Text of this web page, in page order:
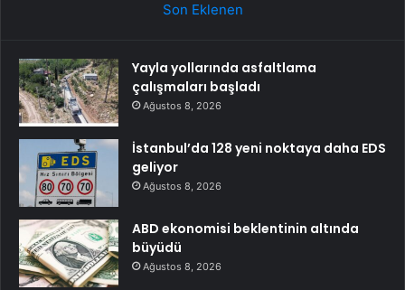
Son Eklenen
Yayla yollarında asfaltlama
çalışmaları başladı
Ağustos 8, 2026
İstanbul’da 128 yeni noktaya daha EDS
geliyor
Ağustos 8, 2026
ABD ekonomisi beklentinin altında
büyüdü
Ağustos 8, 2026